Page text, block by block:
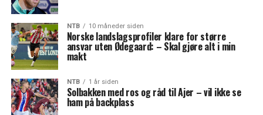
NTB 10 måneder siden
Norske landslagsprofiler klare for større
ansvar uten Ødegaard: – Skal gjøre alt i min
makt
NTB 1 år siden
Solbakken med ros og råd til Ajer – vil ikke se
ham på backplass